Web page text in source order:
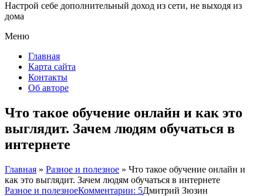
Настрой себе дополнительный доход из сети, не выходя из
дома
Меню
Главная
Карта сайта
Контакты
Об авторе
Что такое обучение онлайн и как это
выглядит. Зачем людям обучаться в
интернете
Главная » Разное и полезное » Что такое обучение онлайн и
как это выглядит. Зачем людям обучаться в интернете
Разное и полезноеКомментарии: 5Дмитрий Зюзин